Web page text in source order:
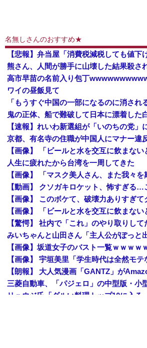
名無しさんのおすすめ★
【悲報】弁当屋「消費税減税しても値下
高市早苗の名前入り包丁
ワイの昼飯見て
鬼の正体、船で難破して日本に漂着した
人生に疲れたから台湾を一周してきた
三菱自動車、「パジェロ」の中型版・小